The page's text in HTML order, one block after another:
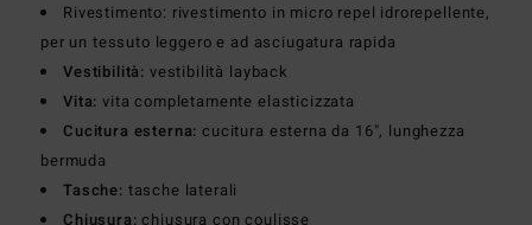
Rivestimento: rivestimento in micro repel idrorepellente,
per un tessuto leggero e ad asciugatura rapida
Vestibilità: vestibilità layback
Vita: vita completamente elasticizzata
Cucitura esterna: cucitura esterna da 16", lunghezza
bermuda
Tasche: tasche laterali
Chiusura: chiusura con coulisse